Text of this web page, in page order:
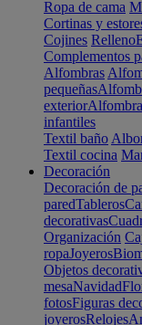
Ropa de cama
Cortinas y
Cojines Relleno
Complementos
Alfombras
pequeñas
exterior
infantiles
Textil baño
Textil cocina
Decoración
Decoración de
paredTableros
decorativas
Organización
ropaJoyeros
Objetos
mesaNavidad
fotosFiguras
joyerosRelojes